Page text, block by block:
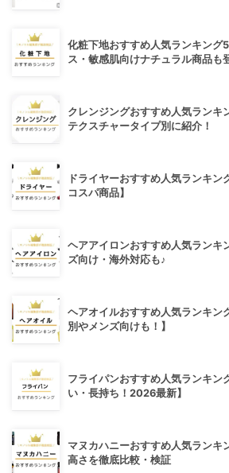
化粧下地おすすめ人気ランキング
ス・敏感肌向けナチュラル商品も
クレンジングおすすめ人気ランキ
テクスチャータイプ別に紹介！
ドライヤーおすすめ人気ランキン
コスパ商品】
ヘアアイロンおすすめ人気ランキ
ズ向け・海外対応も♪
ヘアオイルおすすめ人気ランキン
別やメンズ向けも！】
フライパンおすすめ人気ランキン
い・長持ち！2026最新】
マヌカハニーおすすめ人気ランキ
高さを徹底比較・検証